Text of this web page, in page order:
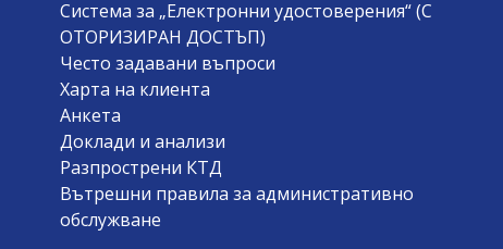
Система за „Електронни удостоверения“ (С
ОТОРИЗИРАН ДОСТЪП)
Често задавани въпроси
Харта на клиента
Анкета
Доклади и анализи
Разпрострени КТД
Вътрешни правила за административно
обслужване